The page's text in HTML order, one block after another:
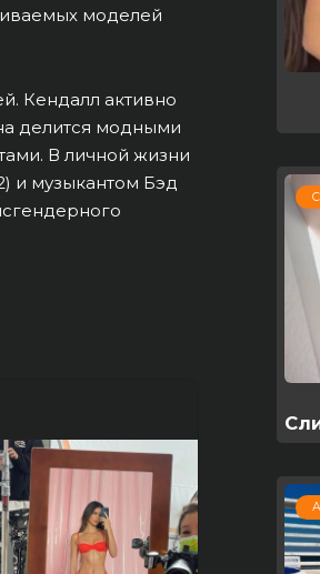
моделей
Кендалл активно
делится модными
В личной жизни
и музыкантом Бэд